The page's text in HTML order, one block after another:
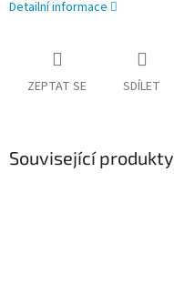
Detailní informace
ZEPTAT SE SDÍLET
Související produkty